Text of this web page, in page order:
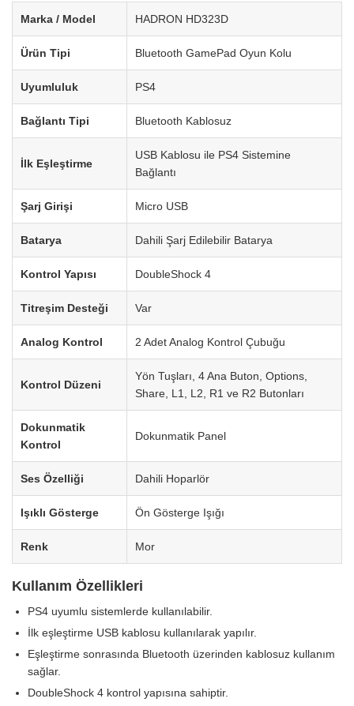
Marka / Model HADRON HD323D
Ürün Tipi Bluetooth GamePad Oyun Kolu
Uyumluluk PS4
Bağlantı Tipi Bluetooth Kablosuz
İlk Eşleştirme
USB Kablosu ile PS4 Sistemine
Bağlantı
Şarj Girişi Micro USB
Batarya Dahili Şarj Edilebilir Batarya
Kontrol Yapısı DoubleShock 4
Titreşim Desteği Var
Analog Kontrol 2 Adet Analog Kontrol Çubuğu
Kontrol Düzeni
Yön Tuşları, 4 Ana Buton, Options,
Share, L1, L2, R1 ve R2 Butonları
Dokunmatik
Kontrol
Dokunmatik Panel
Ses Özelliği Dahili Hoparlör
Işıklı Gösterge Ön Gösterge Işığı
Renk Mor
Kullanım Özellikleri
PS4 uyumlu sistemlerde kullanılabilir.
İlk eşleştirme USB kablosu kullanılarak yapılır.
Eşleştirme sonrasında Bluetooth üzerinden kablosuz kullanım
sağlar.
DoubleShock 4 kontrol yapısına sahiptir.